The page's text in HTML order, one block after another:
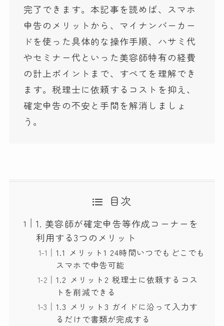
完了できます。本記事を読めば、スマホ
申告のメリットから、マイナンバーカー
ドを使った具体的な操作手順、ハサミ代
やセミナー代といった美容師特有の経費
の計上ポイントまで、すべてを理解でき
ます。税理士に依頼するコストを抑え、
確定申告の不安と手間を解消しましょ
う。
目次
1. 美容師が確定申告等作成コーナーを
利用する3つのメリット
1.1 メリット1 24時間いつでもどこでも
スマホで申告可能
1.2 メリット2 税理士に依頼するコス
トを削減できる
1.3 メリット3 ガイドに沿って入力す
るだけで書類が完成する